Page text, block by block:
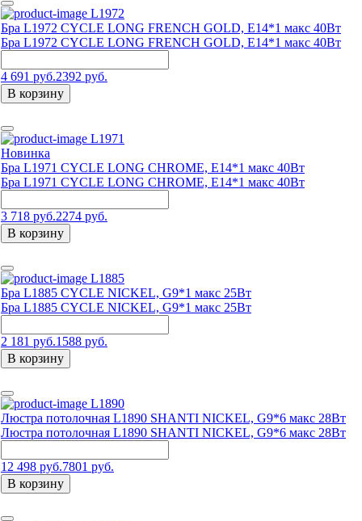
L1972
Бра L1972 CYCLE LONG FRENCH GOLD, E14*1 макс 40Вт
Бра L1972 CYCLE LONG FRENCH GOLD, E14*1 макс 40Вт
4 691 руб.2392 руб.
В корзину
L1971
Новинка
Бра L1971 CYCLE LONG CHROME, E14*1 макс 40Вт
Бра L1971 CYCLE LONG CHROME, E14*1 макс 40Вт
3 718 руб.2274 руб.
В корзину
L1885
Бра L1885 CYCLE NICKEL, G9*1 макс 25Вт
Бра L1885 CYCLE NICKEL, G9*1 макс 25Вт
2 181 руб.1588 руб.
В корзину
L1890
Люстра потолочная L1890 SHANTI NICKEL, G9*6 макс 28Вт
Люстра потолочная L1890 SHANTI NICKEL, G9*6 макс 28Вт
12 498 руб.7801 руб.
В корзину